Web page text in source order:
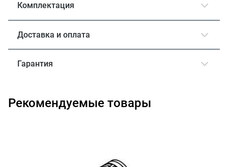
Комплектация
Доставка и оплата
Гарантия
Рекомендуемые товары